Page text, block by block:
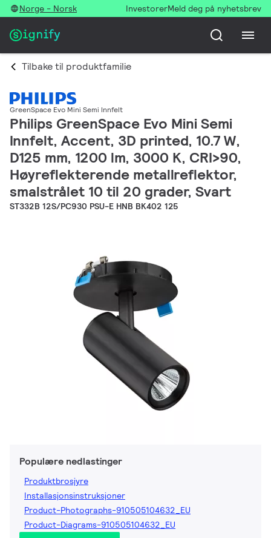
Norge - Norsk InvestorerMeld deg på nyhetsbrev
Tilbake til produktfamilie
GreenSpace Evo Mini Semi Innfelt
Philips GreenSpace Evo Mini Semi
Innfelt, Accent, 3D printed, 10.7 W,
D125 mm, 1200 lm, 3000 K, CRI>90,
Høyreflekterende metallreflektor,
smalstrålet 10 til 20 grader, Svart
ST332B 12S/PC930 PSU-E HNB BK402 125
Populære nedlastinger
Produktbrosjyre
Installasjonsinstruksjoner
Product-Photographs-910505104632_EU
Product-Diagrams-910505104632_EU